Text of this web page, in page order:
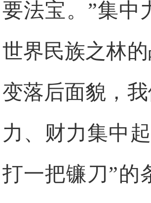
要法宝。”集中
世界民族之林
变落后面貌，
力、财力集中
打一把镰刀”的